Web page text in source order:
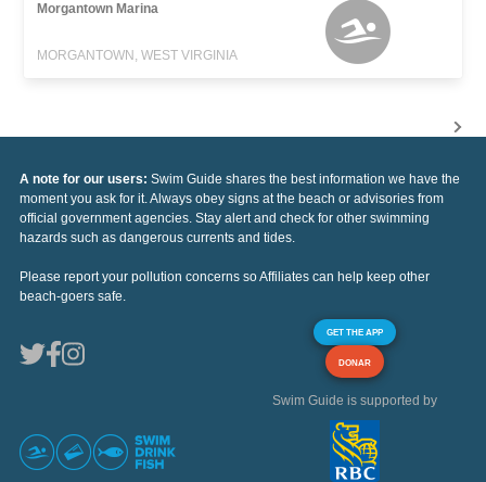
Morgantown Marina
MORGANTOWN, WEST VIRGINIA
A note for our users: Swim Guide shares the best information we have the
moment you ask for it. Always obey signs at the beach or advisories from
official government agencies. Stay alert and check for other swimming
hazards such as dangerous currents and tides.
Please report your pollution concerns so Affiliates can help keep other
beach-goers safe.
GET THE APP
DONAR
Swim Guide is supported by